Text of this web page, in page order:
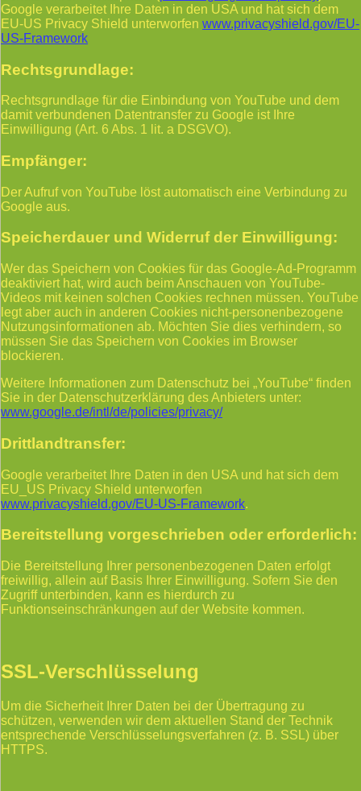
Google verarbeitet Ihre Daten in den USA und hat sich dem
EU-US Privacy Shield unterworfen www.privacyshield.gov/EU-
US-Framework
Rechtsgrundlage:
Rechtsgrundlage für die Einbindung von YouTube und dem
damit verbundenen Datentransfer zu Google ist Ihre
Einwilligung (Art. 6 Abs. 1 lit. a DSGVO).
Empfänger:
Der Aufruf von YouTube löst automatisch eine Verbindung zu
Google aus.
Speicherdauer und Widerruf der Einwilligung:
Wer das Speichern von Cookies für das Google-Ad-Programm
deaktiviert hat, wird auch beim Anschauen von YouTube-
Videos mit keinen solchen Cookies rechnen müssen. YouTube
legt aber auch in anderen Cookies nicht-personenbezogene
Nutzungsinformationen ab. Möchten Sie dies verhindern, so
müssen Sie das Speichern von Cookies im Browser
blockieren.
Weitere Informationen zum Datenschutz bei „YouTube“ finden
Sie in der Datenschutzerklärung des Anbieters unter:
www.google.de/intl/de/policies/privacy/
Drittlandtransfer:
Google verarbeitet Ihre Daten in den USA und hat sich dem
EU_US Privacy Shield unterworfen
www.privacyshield.gov/EU-US-Framework.
Bereitstellung vorgeschrieben oder erforderlich:
Die Bereitstellung Ihrer personenbezogenen Daten erfolgt
freiwillig, allein auf Basis Ihrer Einwilligung. Sofern Sie den
Zugriff unterbinden, kann es hierdurch zu
Funktionseinschränkungen auf der Website kommen.
SSL-Verschlüsselung
Um die Sicherheit Ihrer Daten bei der Übertragung zu
schützen, verwenden wir dem aktuellen Stand der Technik
entsprechende Verschlüsselungsverfahren (z. B. SSL) über
HTTPS.